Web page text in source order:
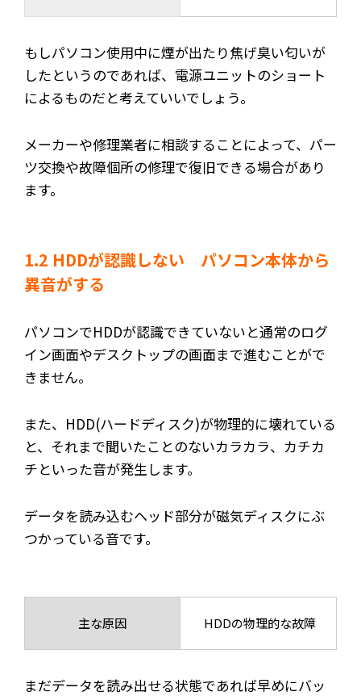
もしパソコン使用中に煙が出たり焦げ臭い匂いが
したというのであれば、電源ユニットのショート
によるものだと考えていいでしょう。
メーカーや修理業者に相談することによって、パー
ツ交換や故障個所の修理で復旧できる場合があり
ます。
1.2 HDDが認識しない パソコン本体から
異音がする
パソコンでHDDが認識できていないと通常のログ
イン画面やデスクトップの画面まで進むことがで
きません。
また、HDD(ハードディスク)が物理的に壊れている
と、それまで聞いたことのないカラカラ、カチカ
チといった音が発生します。
データを読み込むヘッド部分が磁気ディスクにぶ
つかっている音です。
主な原因 HDDの物理的な故障
まだデータを読み出せる状態であれば早めにバッ